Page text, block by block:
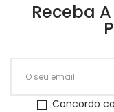
Receba
Concordo